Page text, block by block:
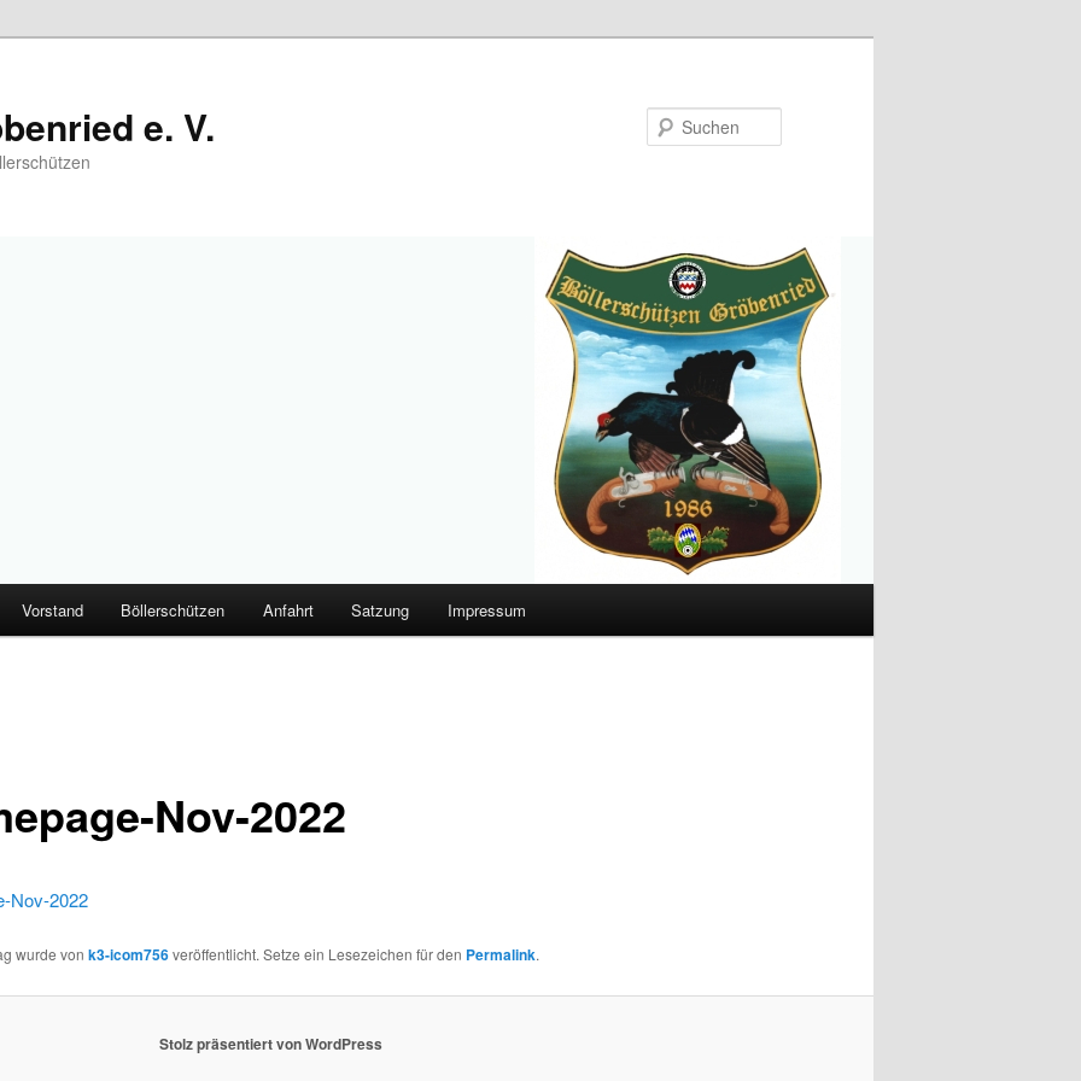
e. V.
Vorstand Böllerschützen Anfahrt Satzung Impressum
Nov-2022
Nov-2022
wurde von k3-icom756veröffentlicht. Setze ein Lesezeichen für den Permalink.
Stolz präsentiert von WordPress